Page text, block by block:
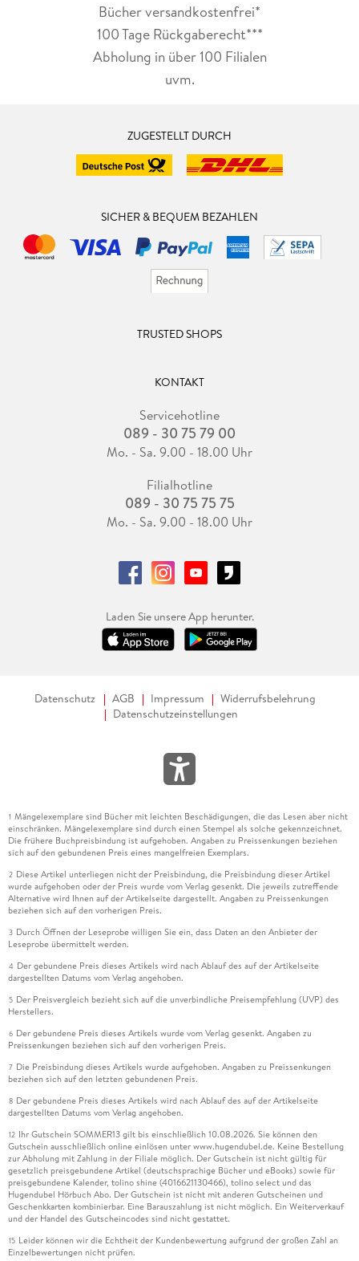
Bücher versandkostenfrei*
100 Tage Rückgaberecht***
Abholung in über 100 Filialen
uvm.
ZUGESTELLT DURCH
SICHER & BEQUEM BEZAHLEN
TRUSTED SHOPS
KONTAKT
Servicehotline
089 - 30 75 79 00
Mo. - Sa. 9.00 - 18.00 Uhr
Filialhotline
089 - 30 75 75 75
Mo. - Sa. 9.00 - 18.00 Uhr
Laden Sie unsere App herunter.
Datenschutz AGB Impressum
Widerrufsbelehrung
Datenschutzeinstellungen
1 Mängelexemplare sind Bücher mit leichten Beschädigungen, die das Lesen aber nicht
einschränken. Mängelexemplare sind durch einen Stempel als solche gekennzeichnet.
Die frühere Buchpreisbindung ist aufgehoben. Angaben zu Preissenkungen beziehen
sich auf den gebundenen Preis eines mangelfreien Exemplars.
2 Diese Artikel unterliegen nicht der Preisbindung, die Preisbindung dieser Artikel
wurde aufgehoben oder der Preis wurde vom Verlag gesenkt. Die jeweils zutreffende
Alternative wird Ihnen auf der Artikelseite dargestellt. Angaben zu Preissenkungen
beziehen sich auf den vorherigen Preis.
3 Durch Öffnen der Leseprobe willigen Sie ein, dass Daten an den Anbieter der
Leseprobe übermittelt werden.
4 Der gebundene Preis dieses Artikels wird nach Ablauf des auf der Artikelseite
dargestellten Datums vom Verlag angehoben.
5 Der Preisvergleich bezieht sich auf die unverbindliche Preisempfehlung (UVP) des
Herstellers.
6 Der gebundene Preis dieses Artikels wurde vom Verlag gesenkt. Angaben zu
Preissenkungen beziehen sich auf den vorherigen Preis.
7 Die Preisbindung dieses Artikels wurde aufgehoben. Angaben zu Preissenkungen
beziehen sich auf den letzten gebundenen Preis.
8 Der gebundene Preis dieses Artikels wird nach Ablauf des auf der Artikelseite
dargestellten Datums vom Verlag angehoben.
12 Ihr Gutschein SOMMER13 gilt bis einschließlich 10.08.2026. Sie können den
Gutschein ausschließlich online einlösen unter www.hugendubel.de. Keine Bestellung
zur Abholung mit Zahlung in der Filiale möglich. Der Gutschein ist nicht gültig für
gesetzlich preisgebundene Artikel (deutschsprachige Bücher und eBooks) sowie für
preisgebundene Kalender, tolino shine (4016621130466), tolino select und das
Hugendubel Hörbuch Abo. Der Gutschein ist nicht mit anderen Gutscheinen und
Geschenkkarten kombinierbar. Eine Barauszahlung ist nicht möglich. Ein Weiterverkauf
und der Handel des Gutscheincodes sind nicht gestattet.
15 Leider können wir die Echtheit der Kundenbewertung aufgrund der großen Zahl an
Einzelbewertungen nicht prüfen.